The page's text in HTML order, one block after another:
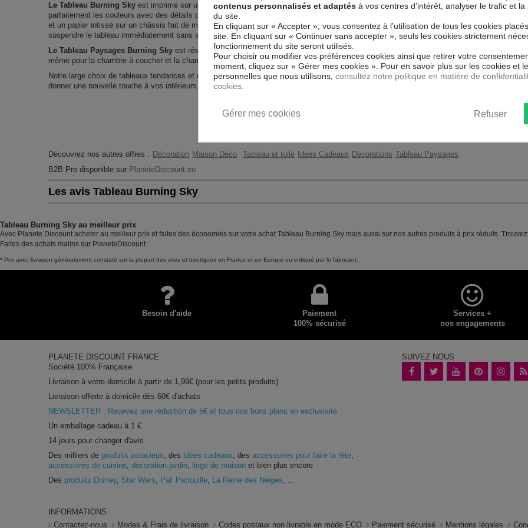
Le Tableau Burning Sky est imprimé sur un papier intissé spécial et de haute qualité qui reflète
parfaitement les couleurs avec des détails parfaitement reproduits. Grâce à une impression totale
et un papier intissé sur un châssis fait de matériaux respectueux de l'environnement, vous pourrez
suspendre le tableau immédiatement sans avoir à l'encadrer.
Le Tableau Paysages Burning Sky est résistant aux rayons UV, inodore et 100 % sûr, parfait
même pour la chambre à coucher et la chambre des enfants.
Notre large choix de tableaux tendances et modernes constituent un moyen simple et pas cher de
donner une nouvelle touche à vos intérieurs, il y en a pour tous les goût.
Thème
Impression
Découvrez nos autres offres : Décoration Maison Déco Tableau et toile Idées Cadeaux Décorations Tableau Paysages
B2B Pro disponible sur PlaneteDiscount.eu
Les avis Tableau Burning Sky
Tableau Burning Sky au meilleur prix
Avec Planete Discount acheter au meilleur prix et faites des économies sur votre achat Tableau Burning Sky mais aussi sur nos autres produits à prix réduits.
Faites des achats malins sur PlaneteDiscount.
* Prix avec livraison généralement constaté sur la plupart des sites et boutiques en France et en Europe ou indiqué par le fabricant.
Besoin d'aide
Paiement
100% sécurisé
Services +
nos engagements
PLANETE DISCOUNT FRANCE
Société 100% Française
Livraison à votre domicile à partir de 1,99€ (pour les petits produits)
Livraison offerte à domicile dès 60€ d'achats
NEWSLETTER : Recevez une réduction de 5€ et tous nos bons plans en exclusivité
Un emballage cadeau à 1 €
14 jours pour changer d'avis
Des milliers de produits astucieux , des idées cadeaux , desaccessoires pour faire la fête
accessoires de cuisine ,décoration jardin linge de maison et bien plus encore
Des produits Disney, Star Wars Pat' Patrouille La Reine des Neiges
SUIVEZ NOUS
INFORMATIONS
Contactez-nous
Modes & Frais de livraison Codes postaux non livrable en mode ECO Paiement sécurisé Mentions légales
contenus personnalisés et adaptés à vos centres d’intérêt, analyser le trafic et
du site.
En cliquant sur « Accepter », vous consentez à l'utilisation de tous les cookies
site. En cliquant sur « Continuer sans accepter », seuls les cookies strictement
fonctionnement du site seront utilisés.
Pour choisir ou modifier vos préférences cookies ainsi que retirer votre
moment, cliquez sur « Gérer mes cookies ». Pour en savoir plus sur les cookies et
personnelles que nous utilisons, consultez notre politique en matière de
cookies.
Refuser
Gérer mes cookies